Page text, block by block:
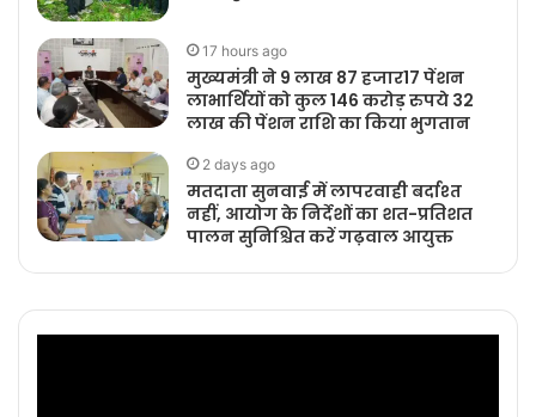
17 hours ago
मुख्यमंत्री ने 9 लाख 87 हजार17 पेंशन
लाभार्थियों को कुल 146 करोड़ रुपये 32
लाख की पेंशन राशि का किया भुगतान
2 days ago
मतदाता सुनवाई में लापरवाही बर्दाश्त
नहीं, आयोग के निर्देशों का शत-प्रतिशत
पालन सुनिश्चित करें गढ़वाल आयुक्त